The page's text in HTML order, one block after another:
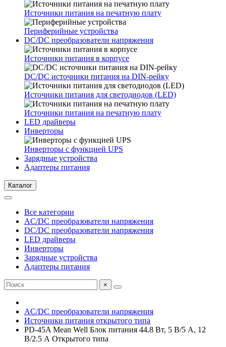
Источники питания на печатную плату
Периферийные устройства
DC/DC преобразователи напряжения
Источники питания в корпусе
DC/DC источники питания на DIN-рейку
Источники питания для светодиодов (LED)
Источники питания на печатную плату
LED драйверы
Инверторы
Инверторы с функцией UPS
Зарядные устройства
Адаптеры питания
Каталог
Все категории
AC/DC преобразователи напряжения
DC/DC преобразователи напряжения
LED драйверы
Инверторы
Зарядные устройства
Адаптеры питания
×
AC/DC преобразователи напряжения
Источники питания открытого типа
PD-45A Mean Well Блок питания 44.8 Вт, 5 В/5 А, 12
В/2.5 А Открытого типа